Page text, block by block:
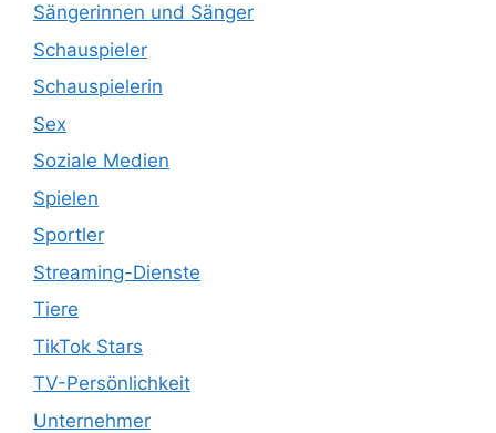
Sängerinnen und Sänger
Schauspieler
Schauspielerin
Sex
Soziale Medien
Spielen
Sportler
Streaming-Dienste
Tiere
TikTok Stars
TV-Persönlichkeit
Unternehmer